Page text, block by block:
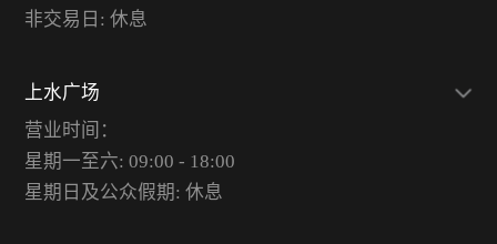
非交易日: 休息
上水广场
营业时间：
星期一至六: 09:00 - 18:00
星期日及公众假期: 休息